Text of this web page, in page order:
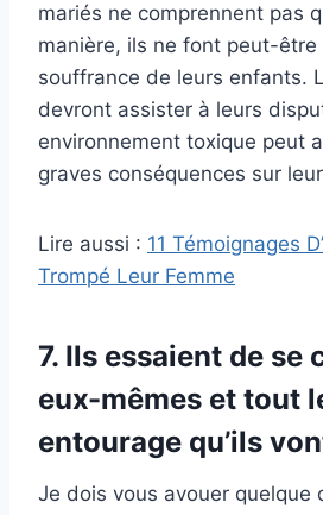
mariés ne comprennent pas
manière, ils ne font peut-être
souffrance de leurs enfants.
devront assister à leurs
environnement toxique peut
graves conséquences sur
Lire aussi : 11 Témoignages
Trompé Leur Femme
7. Ils essaient de se
eux-mêmes et tout
entourage qu’ils
Je dois vous avouer quelque